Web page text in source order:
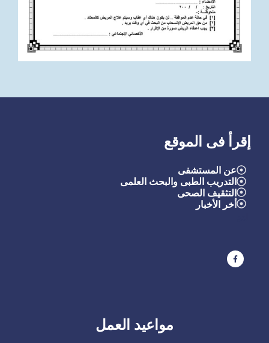
إقرأ فى الموقع
عن المستشفى
التدريب الطبى والبحث العلمى
التثقيف الصحى
خر الأخبار
مواعيد العمل